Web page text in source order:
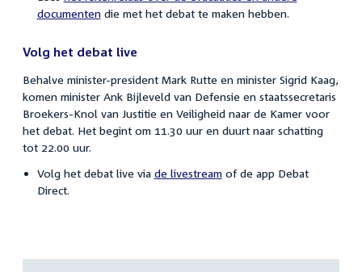
documentendie met het debat te maken hebben.
Volg het debat live
Behalve minister-president Mark Rutte en minister Sigrid Kaag,
komen minister Ank Bijleveld van Defensie en staatssecretaris
Broekers-Knol van Justitie en Veiligheid naar de Kamer voor
het debat. Het begint om 11.30 uur en duurt naar schatting
tot 22.00 uur.
Volg het debat live via de livestreamof de app Debat
Direct.